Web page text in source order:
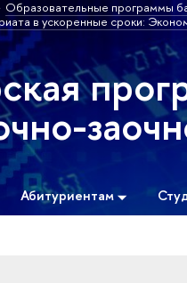
Образовательные программы
в ускоренные сроки:
Абитуриентам